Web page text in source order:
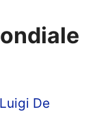
Luigi De